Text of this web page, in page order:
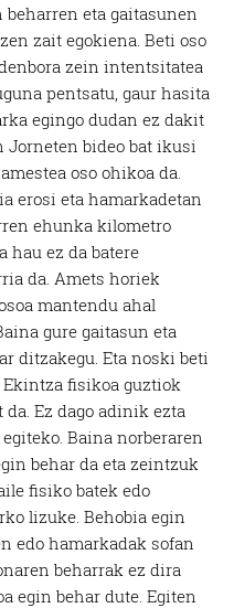
beharren eta gaitasunen
zait egokiena. Beti oso
zein intentsitatea
pentsatu, gaur hasita
egingo dudan ez dakit
Jorneten bideo bat ikusi
oso ohikoa da.
erosi eta hamarkadetan
ehunka kilometro
hau ez da batere
da. Amets horiek
mantendu ahal
gure gaitasun eta
ditzakegu. Eta noski beti
fisikoa guztiok
Ez dago adinik ezta
Baina norberaren
behar da eta zeintzuk
fisiko batek edo
lizuke. Behobia egin
edo hamarkadak sofan
beharrak ez dira
egin behar dute. Egiten